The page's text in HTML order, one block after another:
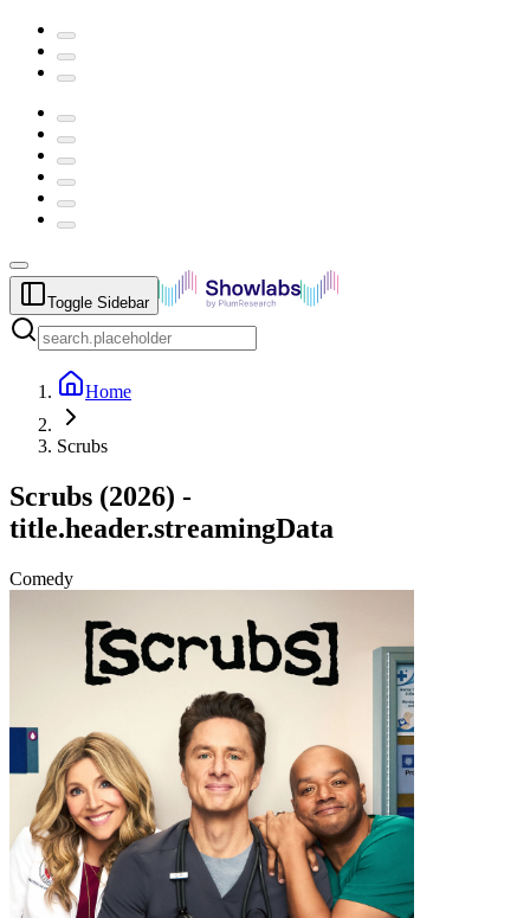
Toggle Sidebar
Home
Scrubs
Scrubs (2026) -
title.header.streamingData
Comedy